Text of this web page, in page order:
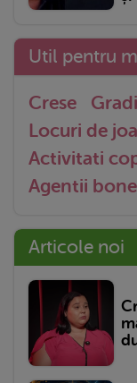
Util pentru
Crese
Locuri de
Activitati
Agentii bone
Articole noi